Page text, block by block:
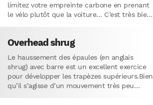
limitez votre empreinte carbone en prenant
le vélo plutôt que la voiture… C’est très bien,
Overhead shrug
Le haussement des épaules (en anglais
shrug) avec barre est un excellent exercice
pour développer les trapèzes supérieurs.Bien
qu’il s’agisse d’un mouvement très peu